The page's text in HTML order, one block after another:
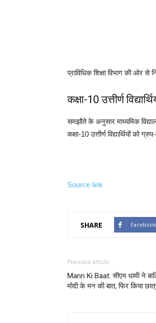
प्राविधिक शिक्षा विभाग की ओर
कक्षा-10 उत्तीर्ण
समझौते के अनुसार माध्यमिक
कक्षा-10 उत्तीर्ण विद्यार्थियों को
Source link
SHARE Facebook
Previous article
Mann Ki Baat: सीएम धामी ने
मोदी के मन की बात, फिर किया